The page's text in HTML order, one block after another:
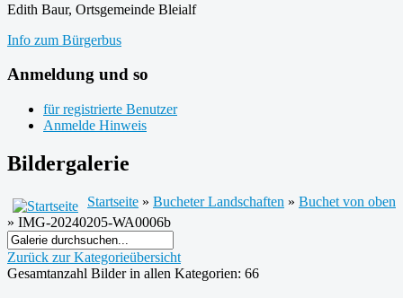
Edith Baur, Ortsgemeinde Bleialf
Info zum Bürgerbus
Anmeldung und so
für registrierte Benutzer
Anmelde Hinweis
Bildergalerie
Startseite » Bucheter Landschaften » Buchet von oben
» IMG-20240205-WA0006b
Zurück zur Kategorieübersicht
Gesamtanzahl Bilder in allen Kategorien: 66